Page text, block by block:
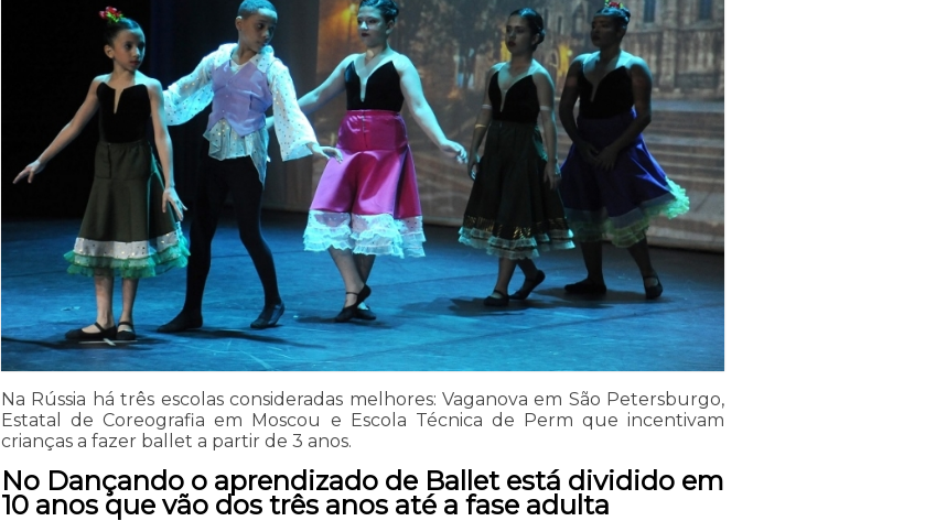
Na Rússia há três escolas consideradas melhores: Vaganova em São Petersburgo,
Estatal de Coreografia em Moscou e Escola Técnica de Perm que incentivam
crianças a fazer ballet a partir de 3 anos.
No Dançando o aprendizado de Ballet está dividido em
10 anos que vão dos três anos até a fase adulta